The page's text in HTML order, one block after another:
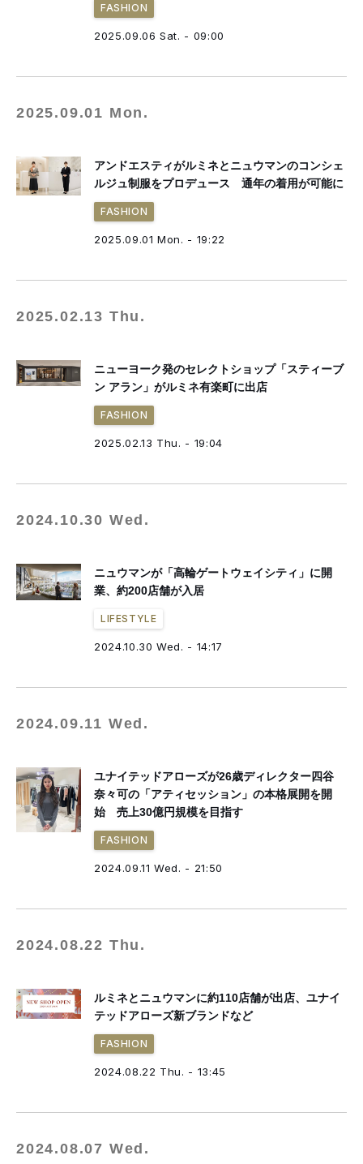
FASHION
2025.09.06 Sat. - 09:00
2025.09.01 Mon.
アンドエスティがルミネとニュウマンのコンシェ
ルジュ制服をプロデュース 通年の着用が可能に
FASHION
2025.09.01 Mon. - 19:22
2025.02.13 Thu.
ニューヨーク発のセレクトショップ「スティーブ
ン アラン」がルミネ有楽町に出店
FASHION
2025.02.13 Thu. - 19:04
2024.10.30 Wed.
ニュウマンが「高輪ゲートウェイシティ」に開
業、約200店舗が入居
LIFESTYLE
2024.10.30 Wed. - 14:17
2024.09.11 Wed.
ユナイテッドアローズが26歳ディレクター四谷
奈々可の「アティセッション」の本格展開を開
始 売上30億円規模を目指す
FASHION
2024.09.11 Wed. - 21:50
2024.08.22 Thu.
ルミネとニュウマンに約110店舗が出店、ユナイ
テッドアローズ新ブランドなど
FASHION
2024.08.22 Thu. - 13:45
2024.08.07 Wed.